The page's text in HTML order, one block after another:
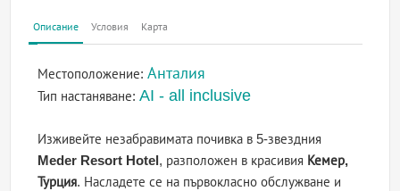
Описание Условия Карта
Местоположение:Анталия
Тип настаняване:AI - all inclusive
Изживейте незабравимата почивка в 5-звездния
Meder Resort Hotel, разположен в красивия Кемер,
Турция. Насладете се на първокласно обслужване и